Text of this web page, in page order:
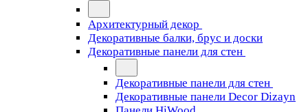
Архитектурный декор
Декоративные балки, брус и доски
Декоративные панели для стен
Декоративные панели для стен
Декоративные панели Decor Dizayn